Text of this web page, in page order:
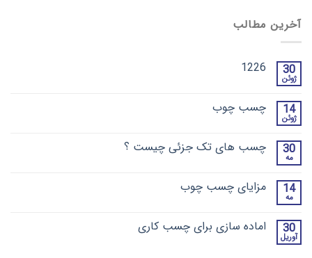
آخرین مطالب
30
ژوئن
1226
14
ژوئن
چسب چوب
30
مه
چسب های تک جزئی چیست ؟
14
مه
مزایای چسب چوب
30
آوریل
اماده سازی برای چسب کاری